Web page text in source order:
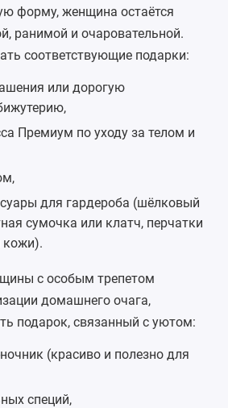
форму, женщина остаётся
ранимой и очаровательной.
соответствующие подарки:
или дорогую
Премиум по уходу за телом и
для гардероба (шёлковый
сумочка или клатч, перчатки
кожи).
с особым трепетом
домашнего очага,
подарок, связанный с уютом:
(красиво и полезно для
специй,